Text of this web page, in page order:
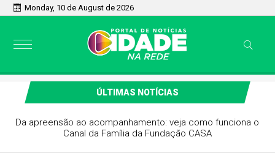
Monday, 10 de August de 2026
ÚLTIMAS NOTÍCIAS
Da apreensão ao acompanhamento: veja como funciona o
Canal da Família da Fundação CASA